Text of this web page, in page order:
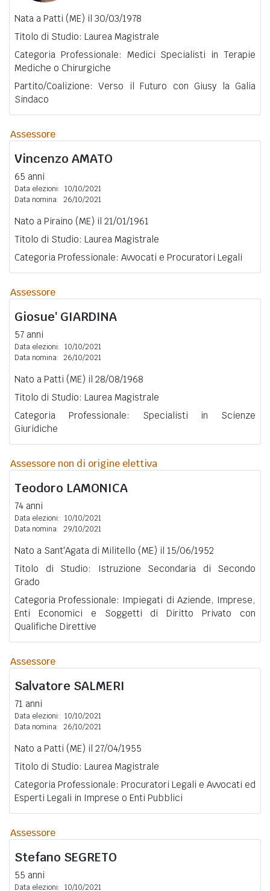
Nata a Patti (ME) il 30/03/1978
Titolo di Studio: Laurea Magistrale
Categoria Professionale: Medici Specialisti in Terapie
Mediche o Chirurgiche
Partito/Coalizione: Verso il Futuro con Giusy la Galia
Sindaco
Assessore
Vincenzo AMATO
65 anni
Data elezioni: 10/10/2021
Data nomina: 26/10/2021
Nato a Piraino (ME) il 21/01/1961
Titolo di Studio: Laurea Magistrale
Categoria Professionale: Avvocati e Procuratori Legali
Assessore
Giosue' GIARDINA
57 anni
Data elezioni: 10/10/2021
Data nomina: 26/10/2021
Nato a Patti (ME) il 28/08/1968
Titolo di Studio: Laurea Magistrale
Categoria Professionale: Specialisti in Scienze
Giuridiche
Assessore non di origine elettiva
Teodoro LAMONICA
74 anni
Data elezioni: 10/10/2021
Data nomina: 29/10/2021
Nato a Sant'Agata di Militello (ME) il 15/06/1952
Titolo di Studio: Istruzione Secondaria di Secondo
Grado
Categoria Professionale: Impiegati di Aziende, Imprese,
Enti Economici e Soggetti di Diritto Privato con
Qualifiche Direttive
Assessore
Salvatore SALMERI
71 anni
Data elezioni: 10/10/2021
Data nomina: 26/10/2021
Nato a Patti (ME) il 27/04/1955
Titolo di Studio: Laurea Magistrale
Categoria Professionale: Procuratori Legali e Avvocati ed
Esperti Legali in Imprese o Enti Pubblici
Assessore
Stefano SEGRETO
55 anni
Data elezioni: 10/10/2021